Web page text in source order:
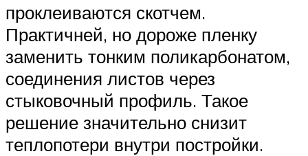
проклеиваются скотчем.
Практичней, но дороже пленку
заменить тонким поликарбонатом,
соединения листов через
стыковочный профиль. Такое
решение значительно снизит
теплопотери внутри постройки.